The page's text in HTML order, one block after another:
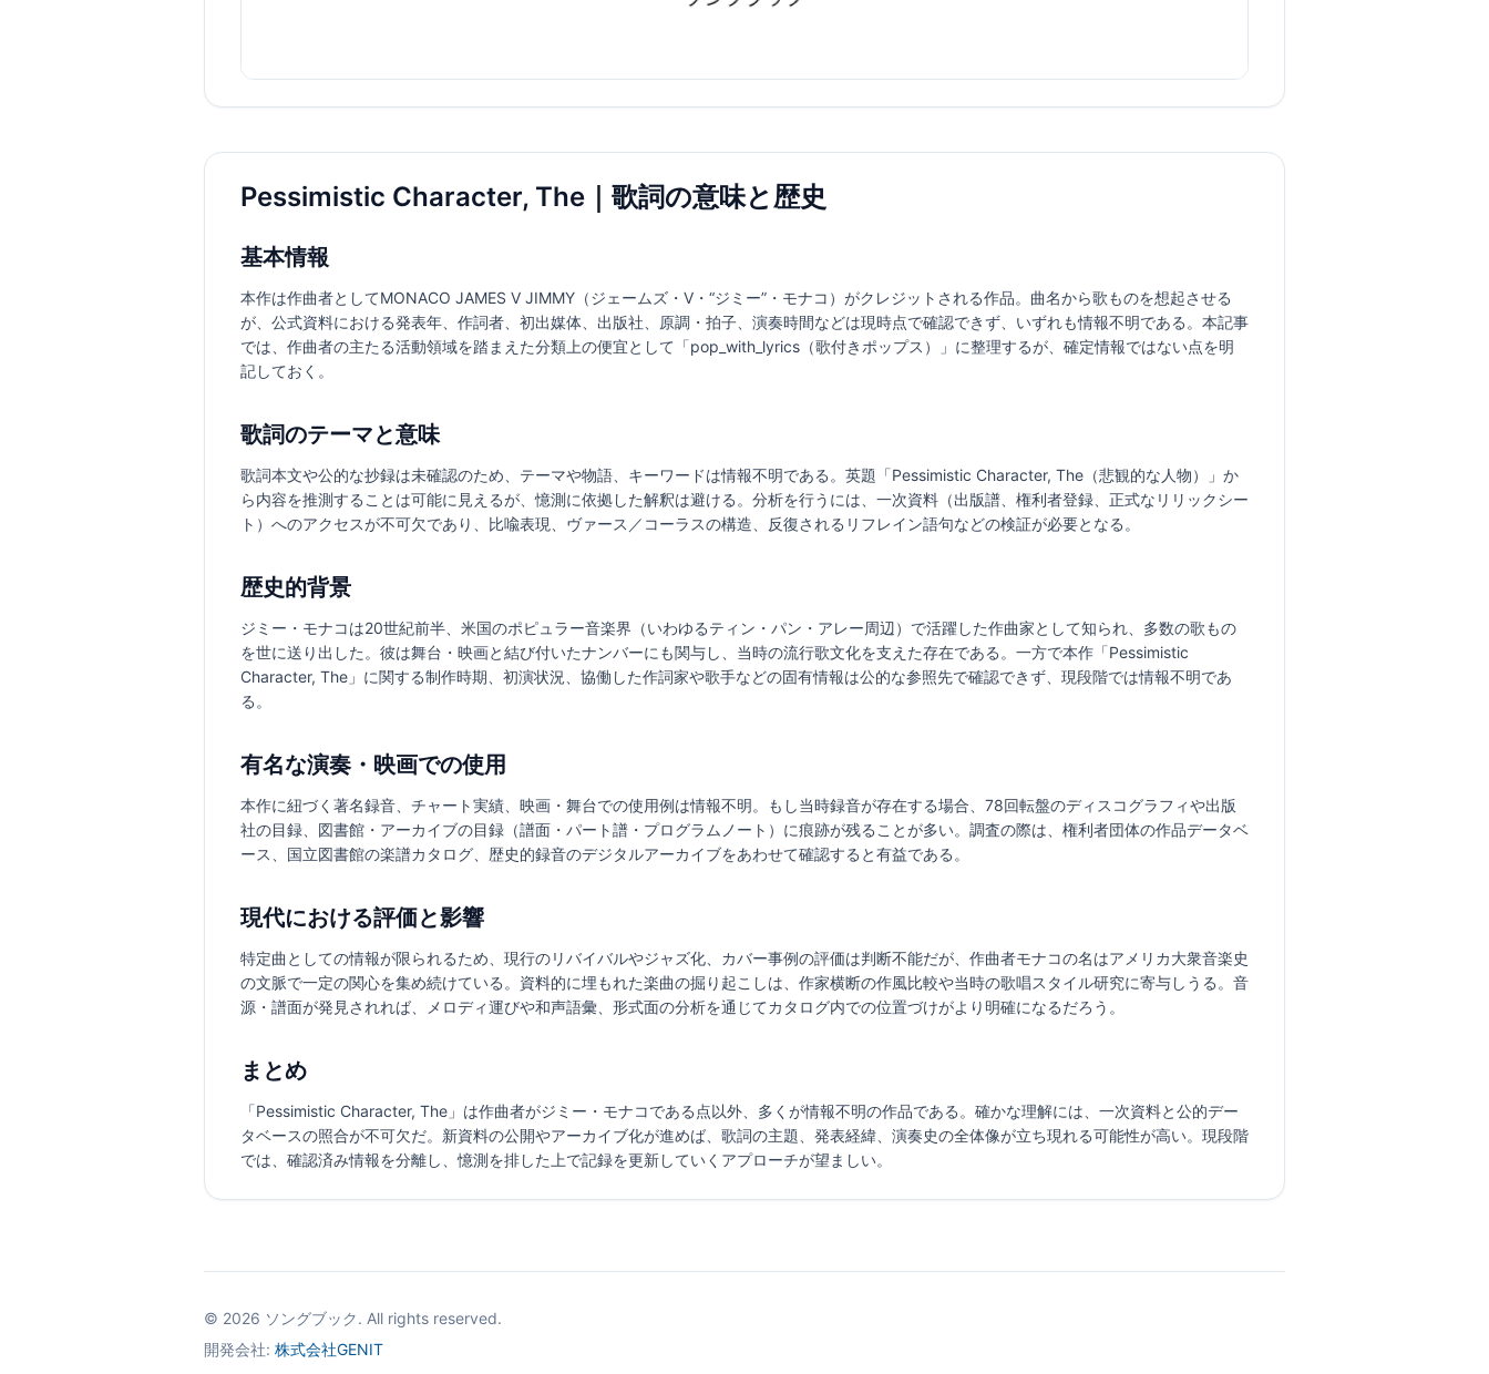
Pessimistic Character, The｜歌詞の意味と歴史
基本情報
本作は作曲者としてMONACO JAMES V JIMMY（ジェームズ・V・“ジミー”・モナコ）がクレジットされる作品。曲名から歌ものを想起させる
が、公式資料における発表年、作詞者、初出媒体、出版社、原調・拍子、演奏時間などは現時点で確認できず、いずれも情報不明である。本記事
では、作曲者の主たる活動領域を踏まえた分類上の便宜として「pop_with_lyrics（歌付きポップス）」に整理するが、確定情報ではない点を明
記しておく。
歌詞のテーマと意味
歌詞本文や公的な抄録は未確認のため、テーマや物語、キーワードは情報不明である。英題「Pessimistic Character, The（悲観的な人物）」か
ら内容を推測することは可能に見えるが、憶測に依拠した解釈は避ける。分析を行うには、一次資料（出版譜、権利者登録、正式なリリックシー
ト）へのアクセスが不可欠であり、比喩表現、ヴァース／コーラスの構造、反復されるリフレイン語句などの検証が必要となる。
歴史的背景
ジミー・モナコは20世紀前半、米国のポピュラー音楽界（いわゆるティン・パン・アレー周辺）で活躍した作曲家として知られ、多数の歌もの
を世に送り出した。彼は舞台・映画と結び付いたナンバーにも関与し、当時の流行歌文化を支えた存在である。一方で本作「Pessimistic
Character, The」に関する制作時期、初演状況、協働した作詞家や歌手などの固有情報は公的な参照先で確認できず、現段階では情報不明であ
る。
有名な演奏・映画での使用
本作に紐づく著名録音、チャート実績、映画・舞台での使用例は情報不明。もし当時録音が存在する場合、78回転盤のディスコグラフィや出版
社の目録、図書館・アーカイブの目録（譜面・パート譜・プログラムノート）に痕跡が残ることが多い。調査の際は、権利者団体の作品データベ
ース、国立図書館の楽譜カタログ、歴史的録音のデジタルアーカイブをあわせて確認すると有益である。
現代における評価と影響
特定曲としての情報が限られるため、現行のリバイバルやジャズ化、カバー事例の評価は判断不能だが、作曲者モナコの名はアメリカ大衆音楽史
の文脈で一定の関心を集め続けている。資料的に埋もれた楽曲の掘り起こしは、作家横断の作風比較や当時の歌唱スタイル研究に寄与しうる。音
源・譜面が発見されれば、メロディ運びや和声語彙、形式面の分析を通じてカタログ内での位置づけがより明確になるだろう。
まとめ
「Pessimistic Character, The」は作曲者がジミー・モナコである点以外、多くが情報不明の作品である。確かな理解には、一次資料と公的デー
タベースの照合が不可欠だ。新資料の公開やアーカイブ化が進めば、歌詞の主題、発表経緯、演奏史の全体像が立ち現れる可能性が高い。現段階
では、確認済み情報を分離し、憶測を排した上で記録を更新していくアプローチが望ましい。
© 2026 ソングブック. All rights reserved.
開発会社: 株式会社GENIT